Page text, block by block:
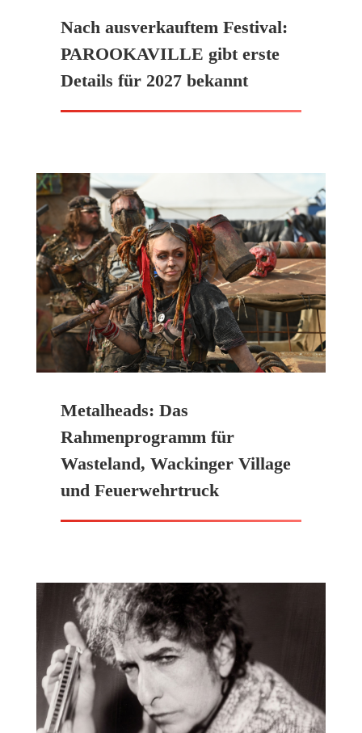
Nach ausverkauftem Festival:
PAROOKAVILLE gibt erste
Details für 2027 bekannt
Metalheads: Das
Rahmenprogramm für
Wasteland, Wackinger Village
und Feuerwehrtruck